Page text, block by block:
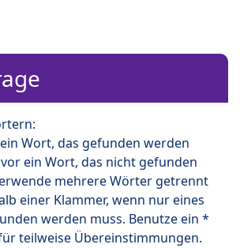
Wort, das gefunden werden
vor ein Wort, das nicht gefunden
mehrere Wörter getrennt
einer Klammer, wenn nur eines
werden muss. Benutze ein *
teilweise Übereinstimmungen.